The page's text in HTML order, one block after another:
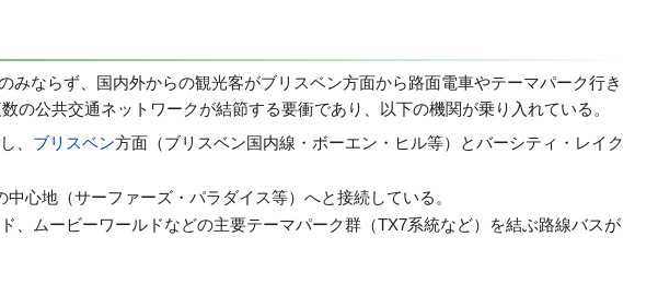
ならず、国内外からの観光客がブリスベン方面から路面電車やテーマパーク行き
公共交通ネットワークが結節する要衝であり、以下の機関が乗り入れている。
、 ブリスベン方面（ブリスベン国内線・ボーエン・ヒル等）とバーシティ・レイク
心地（サーファーズ・パラダイス等）へと接続している。
、ムービーワールドなどの主要テーマパーク群（TX7系統など）を結ぶ路線バスが